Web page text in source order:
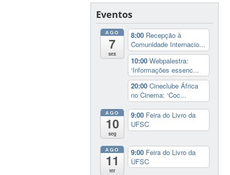
Eventos
AGO
7
sex
8:00 Recepção à
Comunidade Internacio...
10:00Webpalestra:
‘Informações essenc...
20:00Cineclube África
no Cinema: ‘Coc...
AGO
10
seg
9:00 Feira do Livro da
UFSC
AGO
11
ter
9:00 Feira do Livro da
UFSC